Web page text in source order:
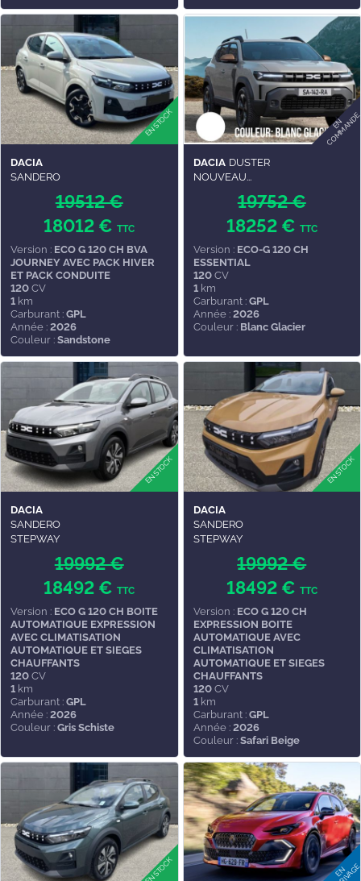
DACIA
SANDERO
19512 €
18012 €TTC
Version : ECO G 120 CH BVA
JOURNEY AVEC PACK HIVER
ET PACK CONDUITE
120 CV
1 km
Carburant : GPL
Année : 2026
Couleur : Sandstone
DACIA DUSTER
NOUVEAU...
19752 €
18252 € TTC
Version : ECO-G 120 CH
ESSENTIAL
120CV
1km
Carburant : GPL
Année : 2026
Couleur : Blanc Glacier
DACIA
SANDERO
STEPWAY
19992 €
18492 €TTC
Version : ECO G 120 CH BOITE
AUTOMATIQUE EXPRESSION
AVEC CLIMATISATION
AUTOMATIQUE ET SIEGES
CHAUFFANTS
120 CV
1 km
Carburant : GPL
Année : 2026
Couleur : Gris Schiste
DACIA
SANDERO
STEPWAY
19992 €
18492 € TTC
Version : ECO G 120 CH
EXPRESSION BOITE
AUTOMATIQUE AVEC
CLIMATISATION
AUTOMATIQUE ET SIEGES
CHAUFFANTS
120CV
1km
Carburant : GPL
Année : 2026
Couleur : Safari Beige